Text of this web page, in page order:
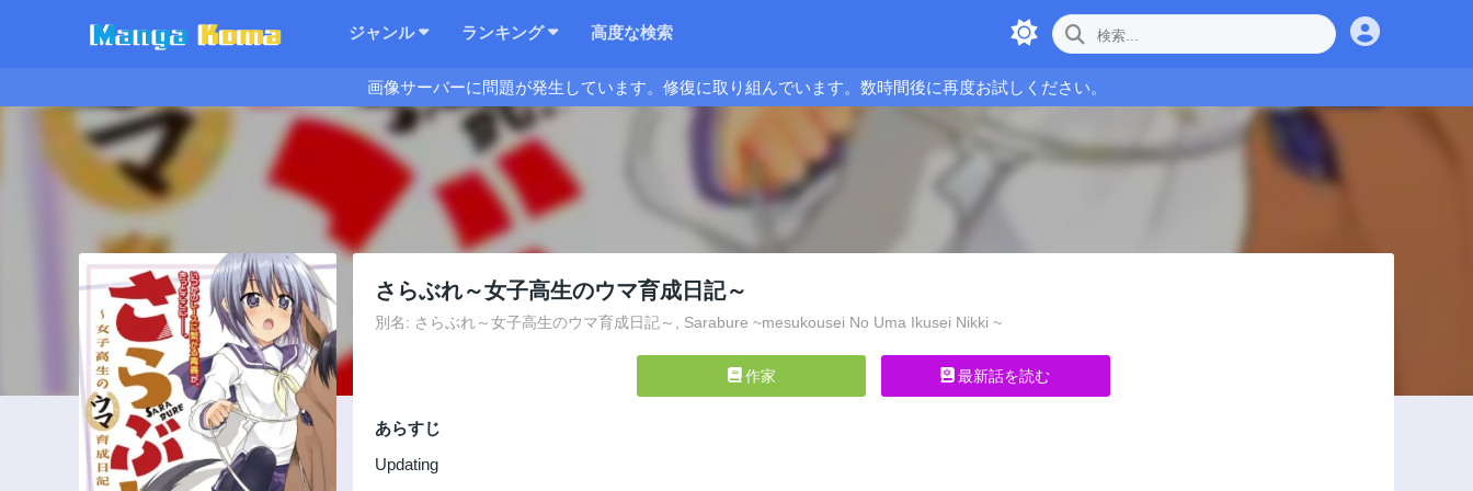
ジャンル ランキング 高度な検索
画像サーバーに問題が発生しています。修復に取り組んでいます。数時間後に再度お試しください。
さらぶれ～女子高生のウマ育成日記～
別名: さらぶれ～女子高生のウマ育成日記～, Sarabure ~mesukousei No Uma Ikusei Nikki ~
作家 最新話を読む
あらすじ
Updating